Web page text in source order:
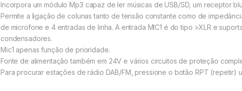
Incorpora um módulo Mp3 capaz de ler músicas de USB/SD, um receptor
Permite a ligação de colunas tanto de tensão constante como de
de microfone e 4 entradas de linha. A entrada MIC1 é do tipo >XLR e
condensadores.
Mic1 apenas função de prioridade.
Fonte de alimentação também em 24V e vários circuitos de proteção
Para procurar estações de rádio DAB/FM, pressione o botão RPT (repetir)